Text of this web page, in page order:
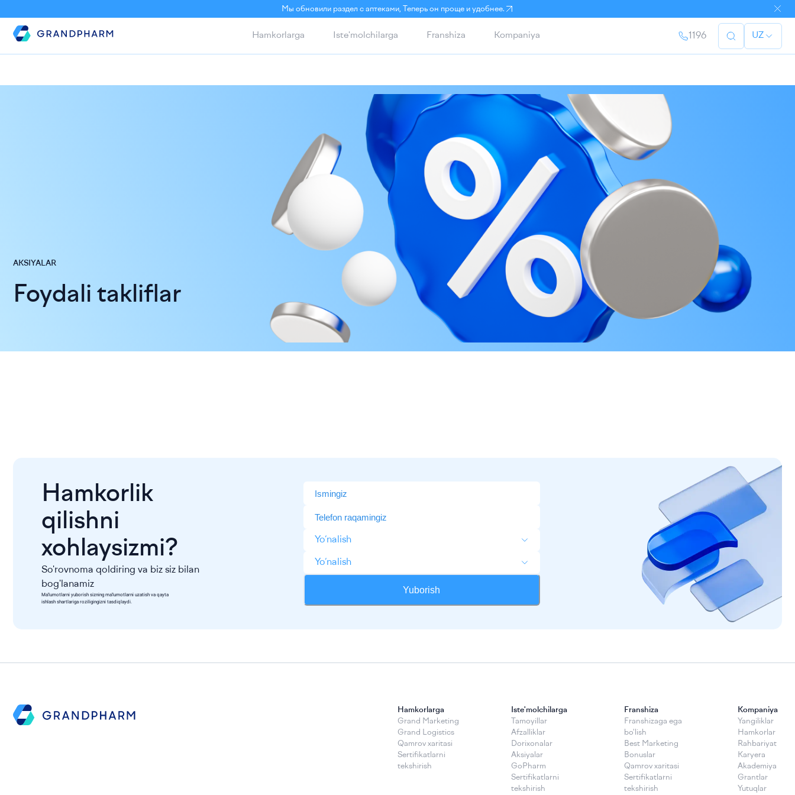
Мы обновили раздел с аптеками, Теперь он проще и удобнее.
Hamkorlarga Iste'molchilarga Franshiza Kompaniya 1196 UZ
АKSIYALAR
Foydali takliflar
Hamkorlik
qilishni
xohlaysizmi?
So'rovnoma qoldiring va biz siz bilan
bog'lanamiz
Ma'lumotlarni yuborish sizning ma'lumotlarni uzatish va qayta
ishlash shartlariga roziligingizni tasdiqlaydi.
Yo‘nalish
Yo‘nalish
Yuborish
Hamkorlarga
Grand Marketing
Grand Logistics
Qamrov xaritasi
Sertifikatlarni
tekshirish
Iste'molchilarga
Tamoyillar
Afzalliklar
Dorixonalar
Аksiyalar
GoPharm
Sertifikatlarni
tekshirish
Franshiza
Franshizaga ega
bo'lish
Best Marketing
Bonuslar
Qamrov xaritasi
Sertifikatlarni
tekshirish
Kompaniya
Yangiliklar
Hamkorlar
Rahbariyat
Karyera
Akademiya
Grantlar
Yutuqlar